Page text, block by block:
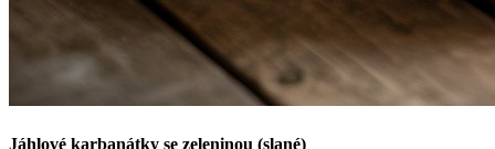
Jáhlové karbanátky se zeleninou (slané)